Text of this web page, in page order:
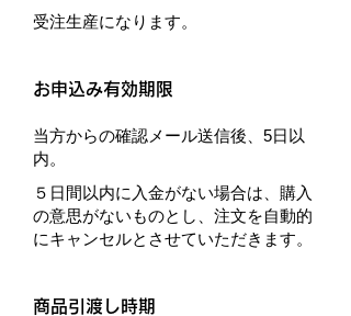
受注生産になります。
お申込み有効期限
当方からの確認メール送信後、5日以
内。
５日間以内に入金がない場合は、購入
の意思がないものとし、注文を自動的
にキャンセルとさせていただきます。
商品引渡し時期